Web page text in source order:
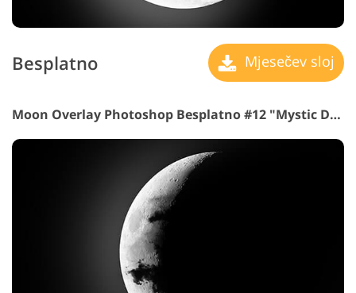
Besplatno Mjesečev sloj
Moon Overlay Photoshop Besplatno #12 "Mystic Darkness"